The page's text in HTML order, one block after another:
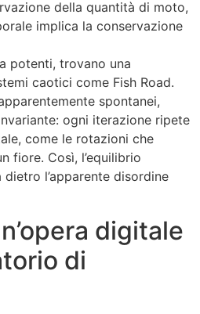
della quantità di moto,
implica la conservazione
potenti, trovano una
caotici come Fish Road.
spontanei,
ogni iterazione ripete
come le rotazioni che
fiore. Così, l’equilibrio
l’apparente disordine
digitale
di